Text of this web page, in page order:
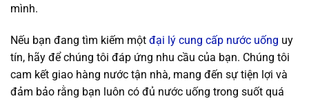
mình.
Nếu bạn đang tìm kiếm một đại lý cung cấp nước uống uy
tín, hãy để chúng tôi đáp ứng nhu cầu của bạn. Chúng tôi
cam kết giao hàng nước tận nhà, mang đến sự tiện lợi và
đảm bảo rằng bạn luôn có đủ nước uống trong suốt quá